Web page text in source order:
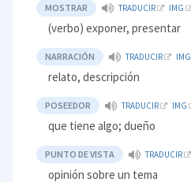
MOSTRAR TRADUCIR IMG
(verbo) exponer, presentar
NARRACIÓN TRADUCIR IMG
relato, descripción
POSEEDOR TRADUCIR IMG
que tiene algo; dueño
PUNTO DE VISTA TRADUCIR
opinión sobre un tema